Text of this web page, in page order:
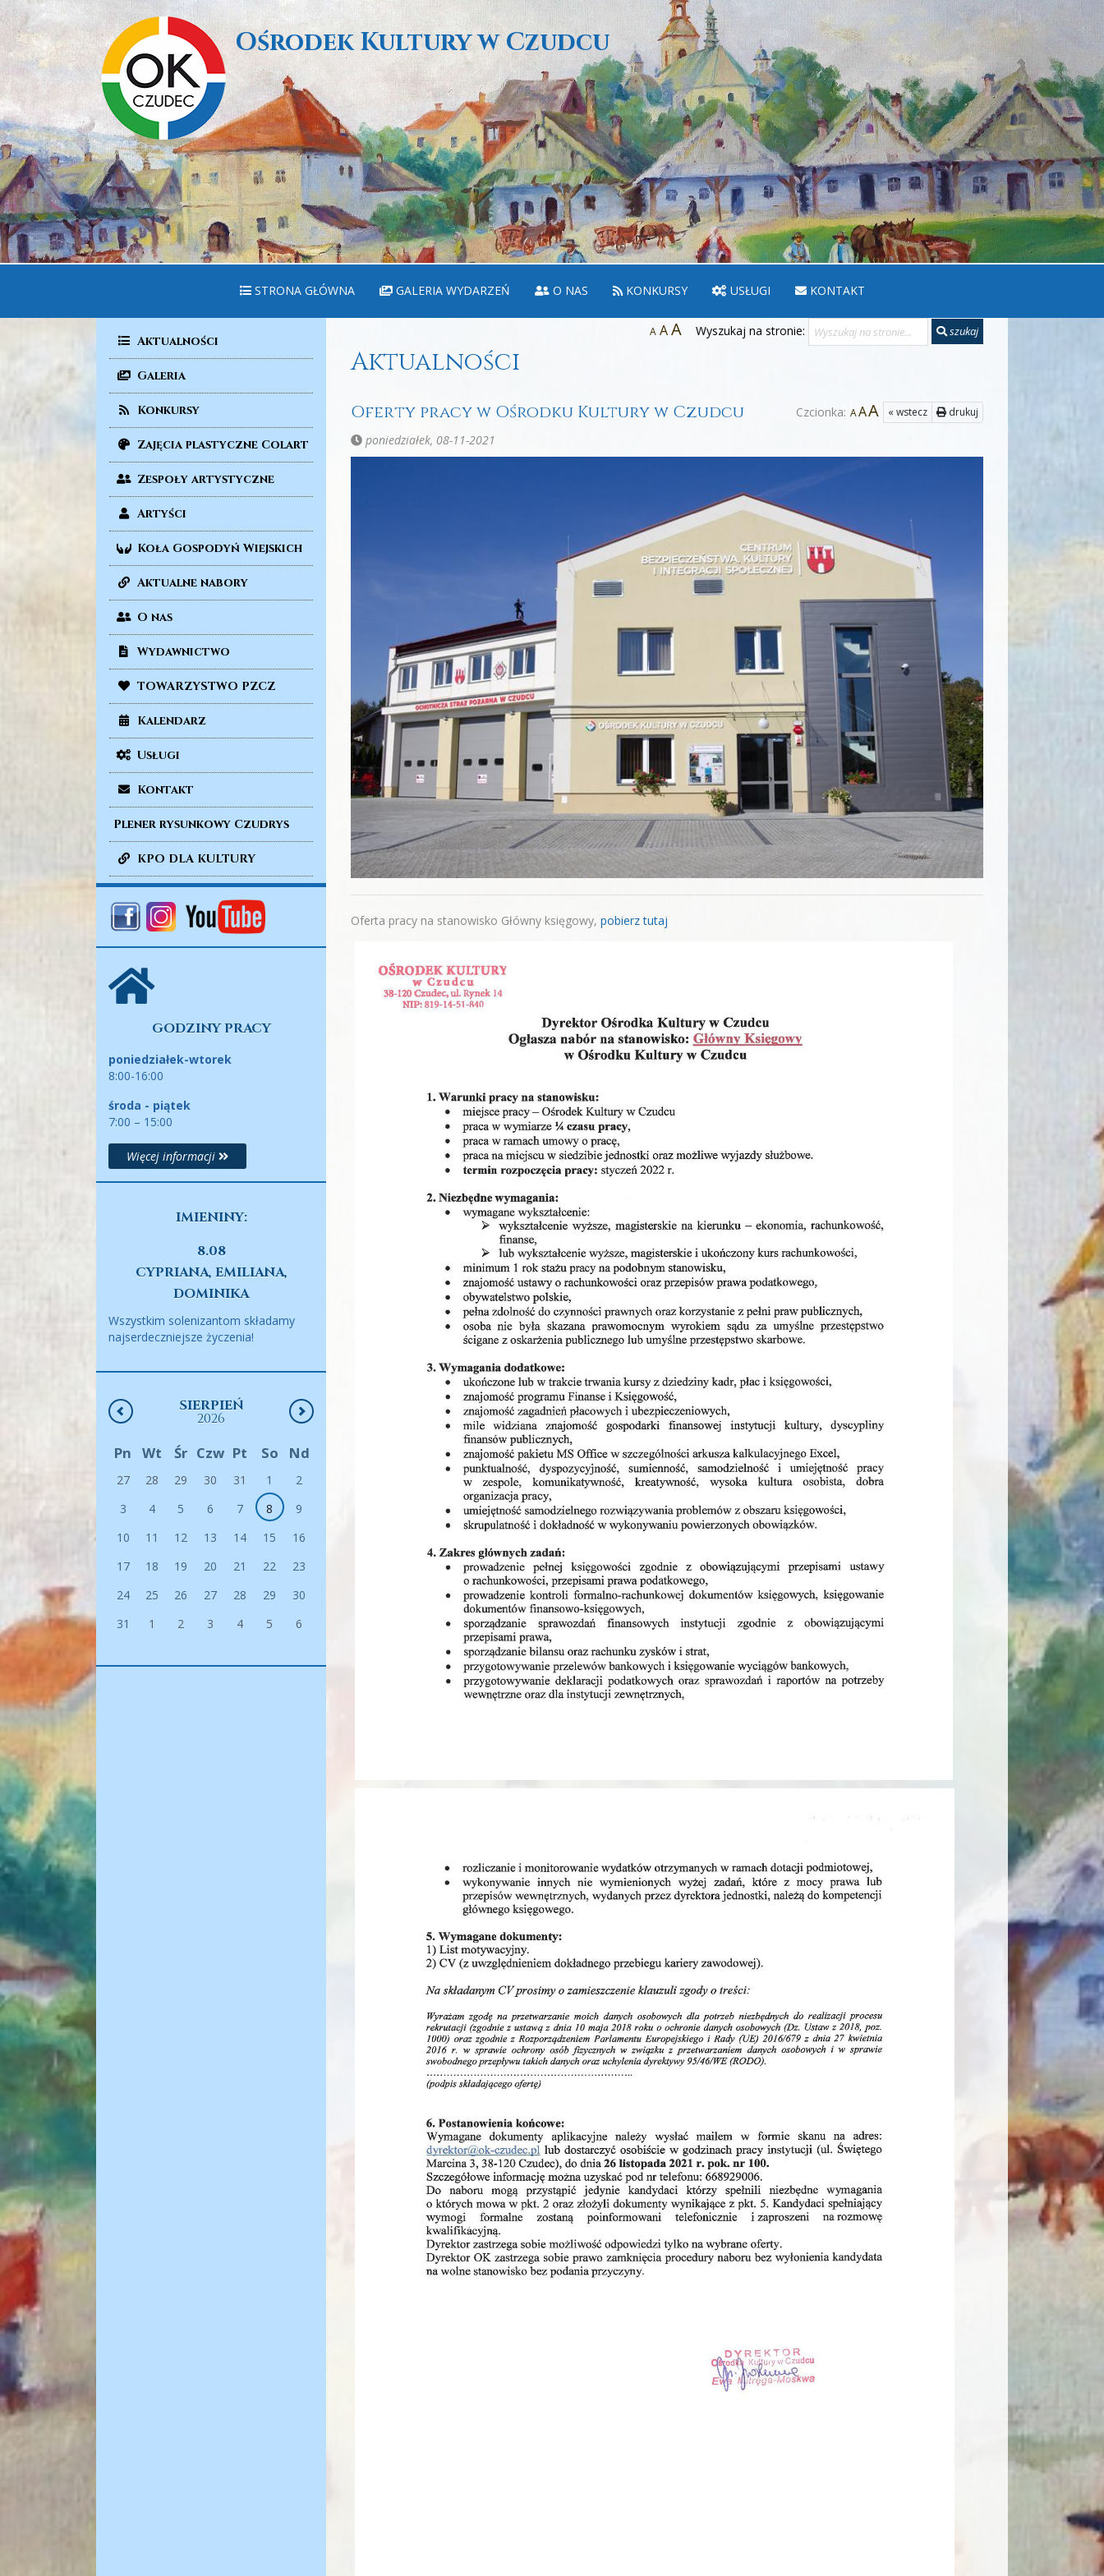
Ośrodek Kultury w Czudcu
STRONA GŁÓWNA GALERIA WYDARZEŃ O NAS KONKURSY USŁUGI KONTAKT
Aktualności
Galeria
Konkursy
Zajęcia plastyczne Colart
Zespoły artystyczne
Artyści
Koła Gospodyń Wiejskich
Aktualne nabory
O nas
Wydawnictwo
TOWARZYSTWO PZCZ
Kalendarz
Usługi
Kontakt
Plener rysunkowy Czudrys
KPO DLA KULTURY
GODZINY PRACY
poniedziałek-wtorek
8:00-16:00
środa - piątek
7:00 – 15:00
Więcej informacji
IMIENINY:
8.08
CYPRIANA, EMILIANA,
DOMINIKA
Wszystkim solenizantom składamy
najserdeczniejsze życzenia!
SIERPIEŃ
2026
Pn Wt Śr Czw Pt So Nd
27 28 29 30 31 1
2
3
4 5 6 7 8
9
10
11 12 13 14 15
16
17
18 19 20 21 22
23
24
25 26 27 28 29
30
31
1 2 3 4 5 6
A AA Wyszukaj na stronie: szukaj
Aktualności
Czcionka: AAA « wstecz drukuj
Oferty pracy w Ośrodku Kultury w Czudcu
poniedziałek, 08-11-2021
Oferta pracy na stanowisko Główny księgowy, pobierz tutaj